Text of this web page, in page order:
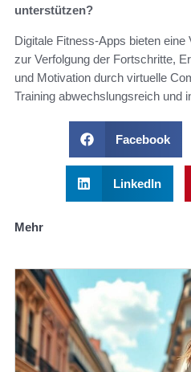
unterstützen?
Digitale Fitness-Apps bieten
zur Verfolgung der Fortschritte,
und Motivation durch virtuelle
Training abwechslungsreich und
Facebook
LinkedIn
Mehr